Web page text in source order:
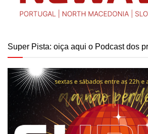
Super Pista: oiça aqui o Podcast dos